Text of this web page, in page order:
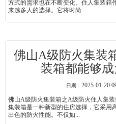
方式的需求也在不断变化。住人集装箱
来越多人的选择。它将时尚...
佛山A级防火集装
装箱都能够
日期： 2025-01-20
佛山A级防火集装箱之A级防火住人集
集装箱是一种新型的住房选择，它采用
出色的防火性能。不仅如...